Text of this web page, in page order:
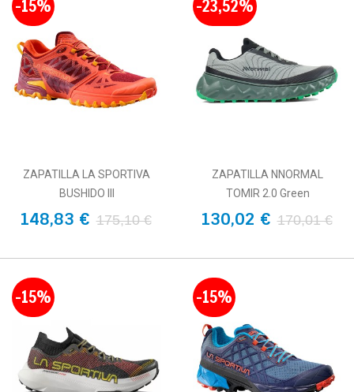
-15%
ZAPATILLA LA SPORTIVA
BUSHIDO III
148,83 € 175,10 €
-23,52%
ZAPATILLA NNORMAL
TOMIR 2.0 Green
130,02 € 170,01 €
-15% -15%